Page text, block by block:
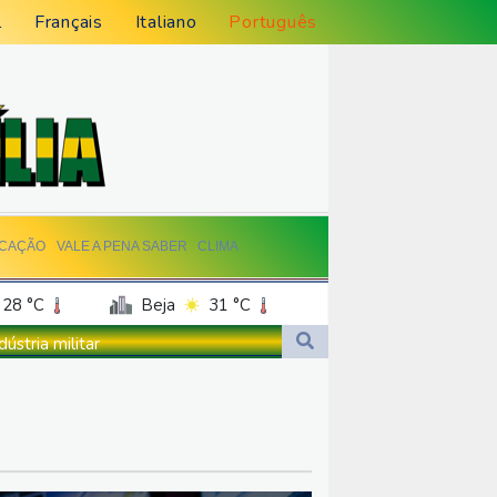
Français Italiano Português
VALE A PENA SABER CLIMA
28 °C Beja
31 °C
32 °C
militar
Venezuela